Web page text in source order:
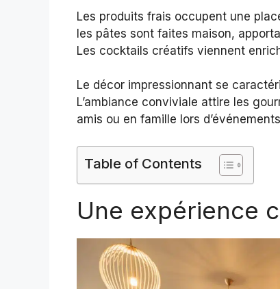
Les produits frais occupent une
les pâtes sont faites maison,
Les cocktails créatifs viennent
Le décor impressionnant se
L’ambiance conviviale attire les
amis ou en famille lors
Table of Contents
Une expérience